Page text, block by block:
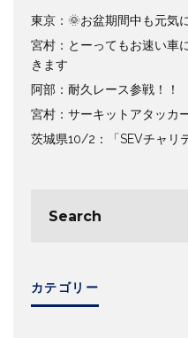
東京：🌞お盆期間中も元気
宮村：とーってもお速い車
きます
阿部：耐久レース参戦！！
宮村：サーキットアタッカ
茨城県10/2：「SEVチャリ
カテゴリー